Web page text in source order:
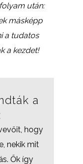
után:
másképp
a tudatos
a kezdet!
a
hogy
nekik mit
Ők így